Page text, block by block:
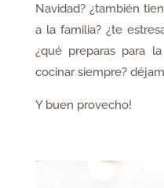
Navidad? ¿también
a la familia? ¿te
¿qué preparas para
cocinar siempre?
Y buen provecho!